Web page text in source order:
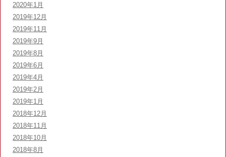
2020年1月
2019年12月
2019年11月
2019年9月
2019年8月
2019年6月
2019年4月
2019年2月
2019年1月
2018年12月
2018年11月
2018年10月
2018年8月